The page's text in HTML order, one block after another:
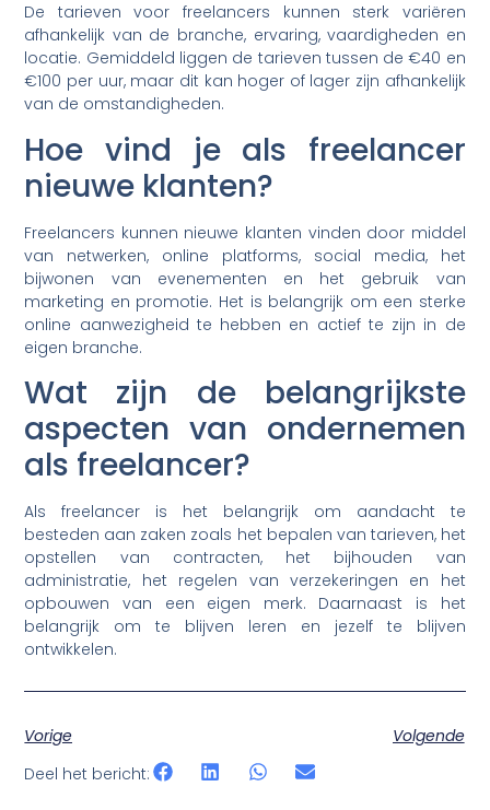
De tarieven voor freelancers kunnen sterk variëren
afhankelijk van de branche, ervaring, vaardigheden en
locatie. Gemiddeld liggen de tarieven tussen de €40 en
€100 per uur, maar dit kan hoger of lager zijn afhankelijk
van de omstandigheden.
Hoe vind je als freelancer
nieuwe klanten?
Freelancers kunnen nieuwe klanten vinden door middel
van netwerken, online platforms, social media, het
bijwonen van evenementen en het gebruik van
marketing en promotie. Het is belangrijk om een sterke
online aanwezigheid te hebben en actief te zijn in de
eigen branche.
Wat zijn de belangrijkste
aspecten van ondernemen
als freelancer?
Als freelancer is het belangrijk om aandacht te
besteden aan zaken zoals het bepalen van tarieven, het
opstellen van contracten, het bijhouden van
administratie, het regelen van verzekeringen en het
opbouwen van een eigen merk. Daarnaast is het
belangrijk om te blijven leren en jezelf te blijven
ontwikkelen.
Vorige
Volgende
Deel het bericht: